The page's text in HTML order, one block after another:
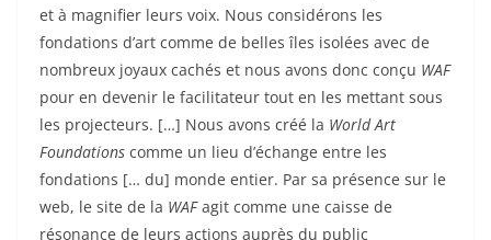
et à magnifier leurs voix. Nous considérons les
fondations d’art comme de belles îles isolées avec de
nombreux joyaux cachés et nous avons donc conçu WAF
pour en devenir le facilitateur tout en les mettant sous
les projecteurs. […] Nous avons créé la World Art
Foundations comme un lieu d’échange entre les
fondations [… du] monde entier. Par sa présence sur le
web, le site de la WAFagit comme une caisse de
résonance de leurs actions auprès du public